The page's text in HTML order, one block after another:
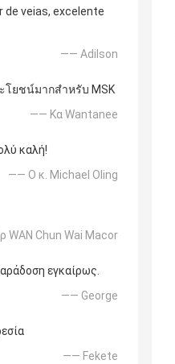
de veias, excelente
—— Adilson
ยชน์มากสำหรับ MSK
—— Κα Wantanee
καλή!
—— Ο κ. Michael Oling
WAN Chun Wai Macor
εγκαίρως.
—— George
—— Fekete